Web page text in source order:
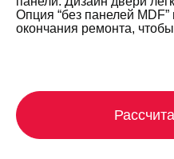
Опция “без панелей
окончания ремонта, чтобы